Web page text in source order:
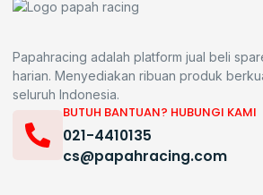
Papahracing adalah platform jual beli
harian. Menyediakan ribuan produk
seluruh Indonesia.
BUTUH BANTUAN? HUBUNGI KAMI
021-4410135
cs@papahracing.com